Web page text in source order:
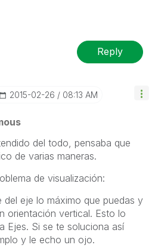
Reply
‎2015-02-26 08:13 AM
del todo, pensaba que
de varias maneras.
de visualización:
del eje lo máximo que puedas y
orientación vertical. Esto lo
Ejes. Si se te soluciona así
y le echo un ojo.